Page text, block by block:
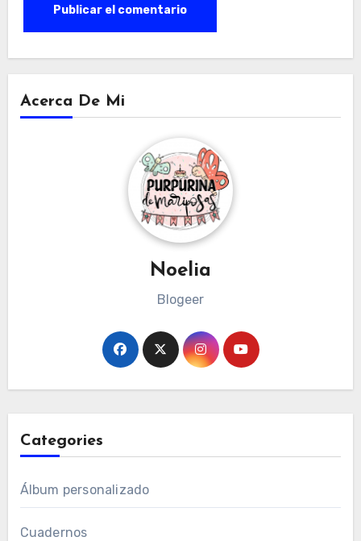
Acerca De Mi
Noelia
Blogeer
Categories
Álbum personalizado
Cuadernos